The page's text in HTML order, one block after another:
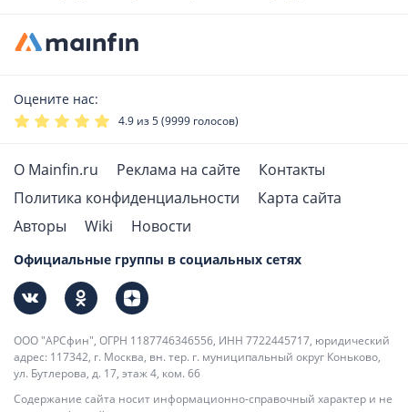
Оцените нас:
4.9 из 5 (9999 голосов)
О Mainfin.ru Реклама на сайте
Контакты
Политика конфиденциальности
Карта сайта
Авторы
Wiki Новости
ООО "АРСфин", ОГРН 1187746346556, ИНН 7722445717, юридический
адрес: 117342, г. Москва, вн. тер. г. муниципальный округ Коньково,
ул. Бутлерова, д. 17, этаж 4, ком. 66
Содержание сайта носит информационно-справочный характер и не
Официальные группы в социальных сетях